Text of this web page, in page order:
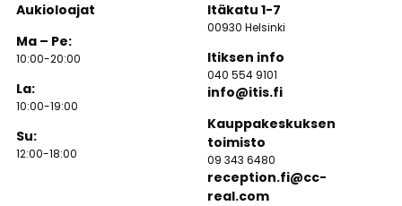
Aukioloajat
Ma – Pe:
10:00-20:00
La:
10:00-19:00
Su:
12:00-18:00
Itäkatu 1-7
00930 Helsinki
Itiksen info
040 554 9101
info@itis.fi
Kauppakeskuksen
toimisto
09 343 6480
reception.fi@cc-
real.com